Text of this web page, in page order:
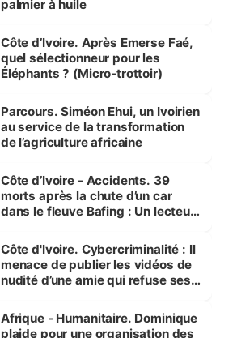
palmier à huile
Côte d’Ivoire. Après Emerse Faé,
quel sélectionneur pour les
Éléphants ? (Micro-trottoir)
Parcours. Siméon Ehui, un Ivoirien
au service de la transformation
de l’agriculture africaine
Côte d’Ivoire - Accidents. 39
morts après la chute d’un car
dans le fleuve Bafing : Un lecteur
des Transports
Côte d'Ivoire. Cybercriminalité : Il
menace de publier les vidéos de
nudité d’une amie qui refuse ses
Afrique - Humanitaire. Dominique
plaide pour une organisation des